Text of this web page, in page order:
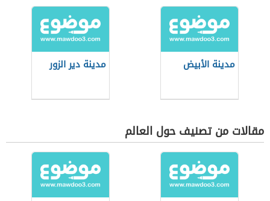
مدينة الأبيض مدينة دير الزور
مقالات من تصنيف حول العالم